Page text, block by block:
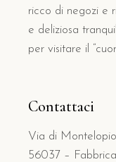
ricco di negozi e
e deliziosa
per visitare il
Contattaci
Via di
56037 –